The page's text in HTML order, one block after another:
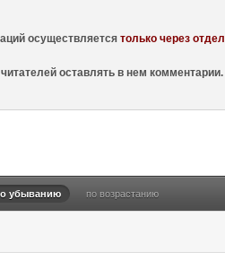
осуществляетсятолько через
оставлять в нем комментарии.
убыванию по возрастанию